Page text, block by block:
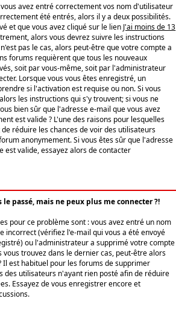
avez entré correctement vos nom d'utilisateur
été entrés, alors il y a deux possibilités.
et que vous avez cliqué sur le lien J'ai moins de 13
alors vous devrez suivre les instructions
pas le cas, alors peut-être que votre compte a
forums requièrent que tous les nouveaux
soit par vous-même, soit par l'administrateur
Lorsque vous vous êtes enregistré, un
si l'activation est requise ou non. Si vous
les instructions qui s'y trouvent; si vous ne
bien sûr que l'adresse e-mail que vous avez
est valide ? L'une des raisons pour lesquelles
réduire les chances de voir des utilisateurs
anonymement. Si vous êtes sûr que l'adresse
est valide, essayez alors de contacter
le passé, mais ne peux plus me connecter ?!
pour ce problème sont : vous avez entré un nom
incorrect (vérifiez l'e-mail qui vous a été envoyé
ou l'administrateur a supprimé votre compte
vous trouvez dans le dernier cas, peut-être alors
Il est habituel pour les forums de supprimer
des utilisateurs n'ayant rien posté afin de réduire
Essayez de vous enregistrer encore et